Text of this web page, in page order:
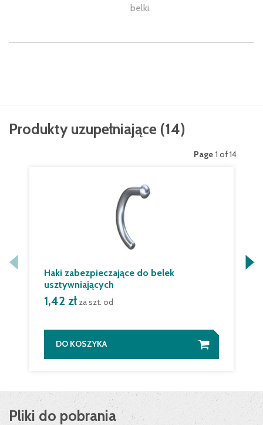
belki.
Produkty uzupełniające (14)
Page 1 of 14
Haki zabezpieczające do belek
usztywniających
1,42 zł za szt. od
DO KOSZYKA
Pliki do pobrania